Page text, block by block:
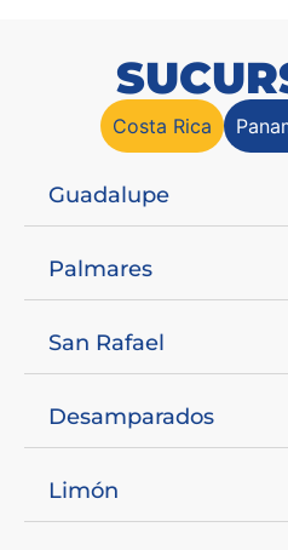
Costa Rica
Guadalupe
Palmares
San Rafael
Desamparados
Limón